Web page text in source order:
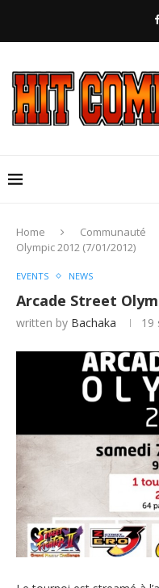
Home Communauté
Olympic 2012 (7/01/2012)
EVENTS NEWS
Arcade Street
written by Bachaka 19